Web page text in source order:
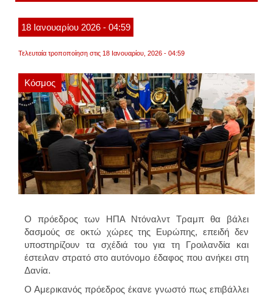
18 Ιανουαρίου 2026 - 04:59
Τελευταία τροποποίηση στις 18 Ιανουαρίου, 2026 - 04:59
Κόσμος
Ο πρόεδρος των ΗΠΑ Ντόναλντ Τραμπ θα βάλει
δασμούς σε οκτώ χώρες της Ευρώπης, επειδή δεν
υποστηρίζουν τα σχέδιά του για τη Γροιλανδία και
έστειλαν στρατό στο αυτόνομο έδαφος που ανήκει στη
Δανία.
Ο Αμερικανός πρόεδρος έκανε γνωστό πως επιβάλλει